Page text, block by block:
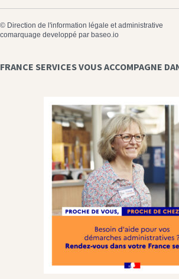
© Direction de l'information légale et administrative
comarquage developpé par baseo.io
FRANCE SERVICES VOUS ACCOMPAGNE